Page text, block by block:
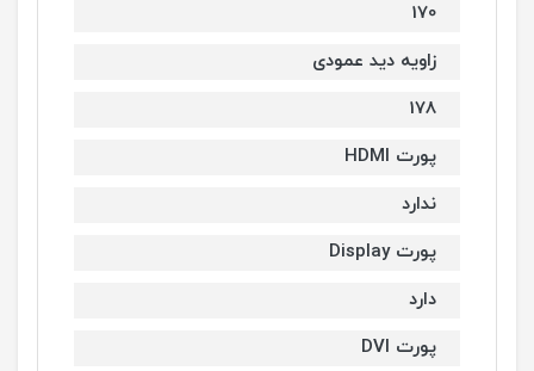
170
زاویه دید عمودی
178
پورت HDMI
ندارد
پورت Display
دارد
پورت DVI